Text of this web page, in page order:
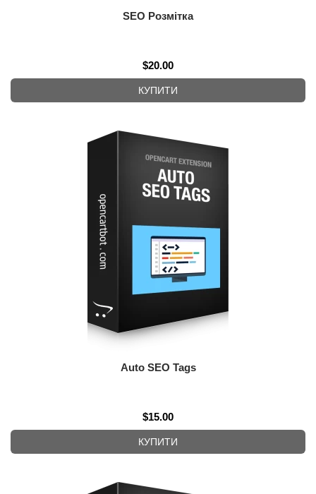
SEO Розмітка
$20.00
КУПИТИ
Auto SEO Tags
$15.00
КУПИТИ